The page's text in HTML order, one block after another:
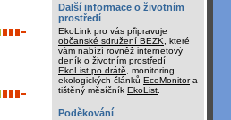
Další informace o životním
prostředí
EkoLink pro vás připravuje
občanské sdružení BEZK , které
vám nabízí rovněž internetový
deník o životním prostředí
EkoList po drátě , monitoring
ekologických článků EcoMonitora
tištěný měsíčník EkoList
Poděkování